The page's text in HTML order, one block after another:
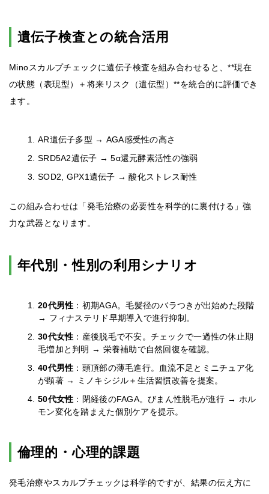
遺伝子検査との統合活用
Minoスカルプチェックに遺伝子検査を組み合わせると、**現在
の状態（表現型）＋将来リスク（遺伝型）**を統合的に評価でき
ます。
AR遺伝子多型 → AGA感受性の高さ
SRD5A2遺伝子 → 5α還元酵素活性の強弱
SOD2, GPX1遺伝子 → 酸化ストレス耐性
この組み合わせは「発毛治療の必要性を科学的に裏付ける」強
力な武器となります。
年代別・性別の利用シナリオ
20代男性 ：初期AGA。毛髪径のバラつきが出始めた段階
→ フィナステリド早期導入で進行抑制。
30代女性 ：産後脱毛で不安。チェックで一過性の休止期
毛増加と判明 → 栄養補助で自然回復を確認。
40代男性 ：頭頂部の薄毛進行。血流不足とミニチュア化
が顕著 → ミノキシジル＋生活習慣改善を提案。
50代女性 ：閉経後のFAGA。びまん性脱毛が進行 → ホル
モン変化を踏まえた個別ケアを提示。
倫理的・心理的課題
発毛治療やスカルプチェックは科学的ですが、結果の伝え方に